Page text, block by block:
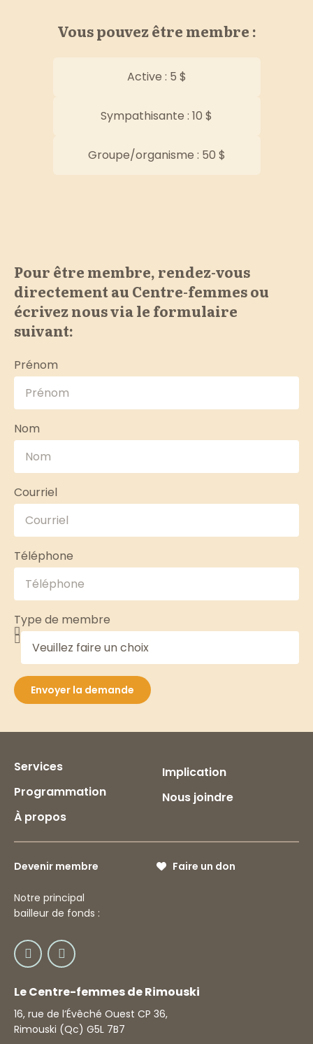
Vous pouvez être membre :
Active : 5 $
Sympathisante : 10 $
Groupe/organisme : 50 $
Pour être membre, rendez-vous
directement au Centre-femmes ou
écrivez nous via le formulaire
suivant:
Prénom
Nom
Courriel
Téléphone
Type de membre
Envoyer la demande
Le Centre-femmes de Rimouski
16, rue de l’Évêché Ouest CP 36,
Rimouski (Qc) G5L 7B7
Services
Programmation
À propos
Implication
Nous joindre
Devenir membre Faire un don
Notre principal
bailleur de fonds :